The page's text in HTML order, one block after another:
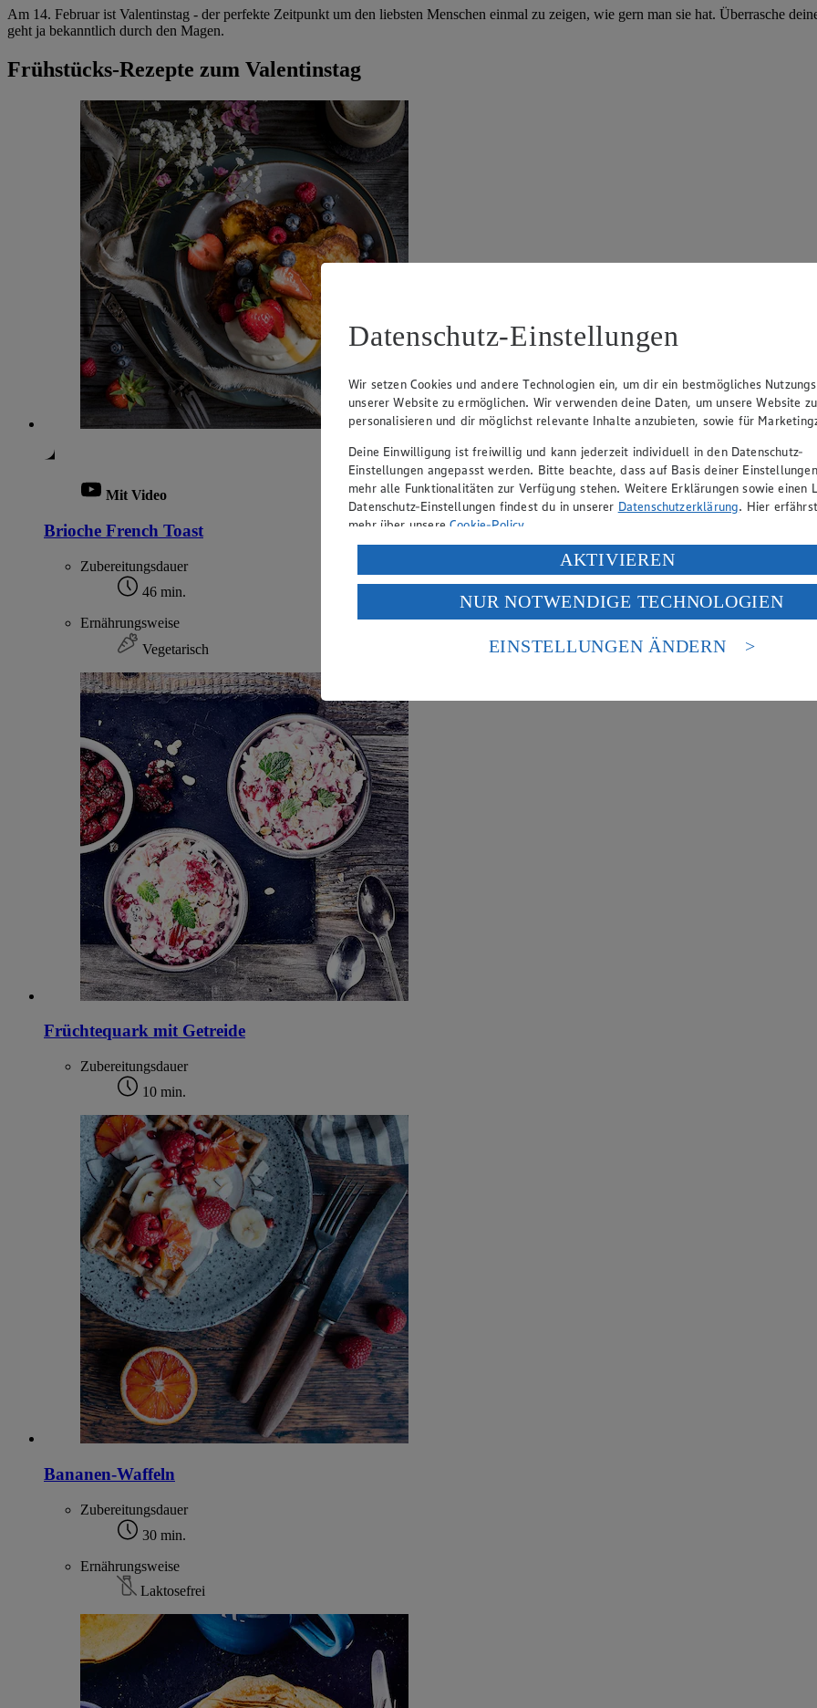
Am 14. Februar ist Valentinstag - der perfekte Zeitpunkt um den liebsten Menschen einmal zu zeigen, wie gern man sie hat. Überrasche
geht ja bekanntlich durch den Magen.
Frühstücks-Rezepte zum Valentinstag
Mit Video
Brioche French Toast
Zubereitungsdauer
46 min.
Ernährungsweise
Vegetarisch
Früchtequark mit Getreide
Zubereitungsdauer
10 min.
Bananen-Waffeln
Zubereitungsdauer
30 min.
Ernährungsweise
Laktosefrei
Datenschutz-Einstellungen
Wir setzen Cookies und andere Technologien ein, um dir ein bestmögliches
unserer Website zu ermöglichen. Wir verwenden deine Daten, um unsere Website zu
personalisieren und dir möglichst relevante Inhalte anzubieten, sowie für
Deine Einwilligung ist freiwillig und kann jederzeit individuell in den Datenschutz-
Einstellungen angepasst werden. Bitte beachte, dass auf Basis deiner
mehr alle Funktionalitäten zur Verfügung stehen. Weitere Erklärungen sowie einen
Datenschutz-Einstellungen findest du in unserer Datenschutzerklärung. Hier
mehr über unsereCookie-Policy.
Verarbeitung deiner personenbezogenen Daten in den USA durch Facebook und
Wenn du auf „Aktivieren“ klickst, willigst du im Sinne des Art. 49 Abs. 1 Satz 1 lit.
ein, dass deine Daten in den USA verarbeitet werden. Der EuGH sieht die USA als
einem nach europäischen Standards nicht angemessenen Datenschutzniveau an. Es
Risiko eines Zugriffs durch US-amerikanische Behörden.
AKTIVIEREN
NUR NOTWENDIGE TECHNOLOGIEN
EINSTELLUNGEN ÄNDERN